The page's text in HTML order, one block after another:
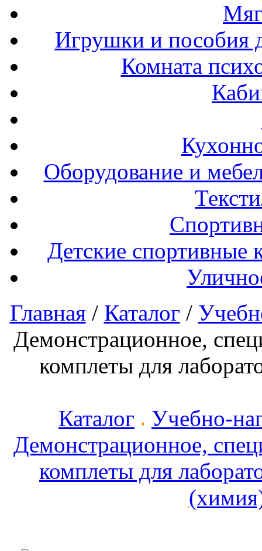
Игрушки и пособия
Комната
Оборудование и
Детские спортивные
Главная/ Каталог /
Демонстрационное,
комплеты для
Каталог
Учебно-
Демонстрационное,
комплеты для